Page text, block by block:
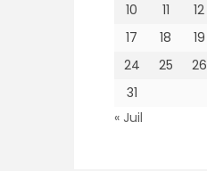
10
11 12
17
18 19
24
25 26
31
« Juil